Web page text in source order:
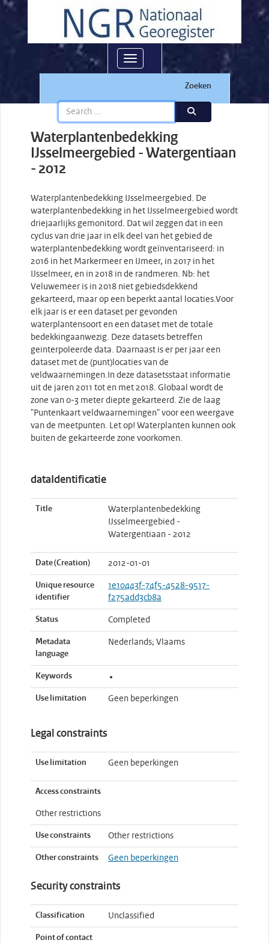
Toggle navigation
Zoeken
Waterplantenbedekking
IJsselmeergebied - Watergentiaan
- 2012
Waterplantenbedekking IJsselmeergebied. De
waterplantenbedekking in het IJsselmeergebied wordt
driejaarlijks gemonitord. Dat wil zeggen dat in een
cyclus van drie jaar in elk deel van het gebied de
waterplantenbedekking wordt geïnventariseerd: in
2016 in het Markermeer en IJmeer, in 2017 in het
IJsselmeer, en in 2018 in de randmeren. Nb: het
Veluwemeer is in 2018 niet gebiedsdekkend
gekarteerd, maar op een beperkt aantal locaties.Voor
elk jaar is er een dataset per gevonden
waterplantensoort en een dataset met de totale
bedekkingaanwezig. Deze datasets betreffen
geinterpoleerde data. Daarnaast is er per jaar een
dataset met de (punt)locaties van de
veldwaarnemingen.In deze datasetsstaat informatie
uit de jaren 2011 tot en met 2018. Globaal wordt de
zone van 0-3 meter diepte gekarteerd. Zie de laag
"Puntenkaart veldwaarnemingen" voor een weergave
van de meetpunten. Let op! Waterplanten kunnen ook
buiten de gekarteerde zone voorkomen.
dataIdentificatie
Title
Waterplantenbedekking
IJsselmeergebied -
Watergentiaan - 2012
Date (Creation) 2012-01-01
Unique resource
identifier
1e10443f-74f5-4528-9517-
f275add3cb8a
Status Completed
Metadata
language
Nederlands; Vlaams
Keywords
Use limitation Geen beperkingen
Legal constraints
Use limitation Geen beperkingen
Access constraints
Other restrictions
Use constraints Other restrictions
Other constraints Geen beperkingen
Security constraints
Classification Unclassified
Point of contact